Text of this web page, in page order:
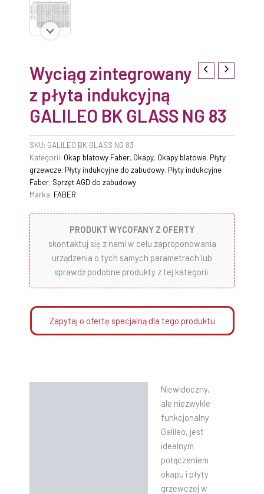
Wyciąg zintegrowany
z płyta indukcyjną
GALILEO BK GLASS NG 83
SKU: GALILEO BK GLASS NG 83
Kategorii: Okap blatowy Faber, Okapy, Okapy blatowe, Płyty
grzewcze, Płyty indukcyjne do zabudowy, Płyty indukcyjne
Faber, Sprzęt AGD do zabudowy
Marka: FABER
PRODUKT WYCOFANY Z OFERTY
skontaktuj się z nami w celu zaproponowania
urządzenia o tych samych parametrach lub
sprawdź podobne produkty z tej kategorii.
Zapytaj o ofertę specjalną dla tego produktu
Niewidoczny,
ale niezwykle
funkcjonalny
Galileo, jest
idealnym
połączeniem
okapu i płyty
grzewczej w